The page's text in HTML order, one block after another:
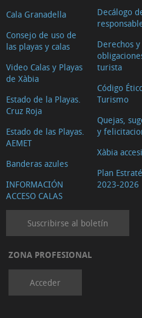
Cala Granadella
Consejo de uso de
las playas y calas
Video Calas y Playas
de Xàbia
Estado de la Playas.
Cruz Roja
Estado de las Playas.
AEMET
Banderas azules
INFORMACIÓN
ACCESO CALAS
Decálogo
Derechos y
turista
Código
Turismo
Quejas,
y
Xàbia
Plan
2023-2026
Suscribirse al boletín
ZONA PROFESIONAL
Acceder